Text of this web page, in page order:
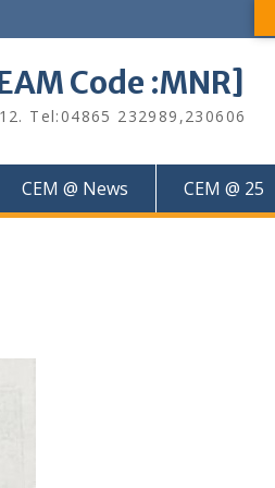
Code :MNR]
Tel:04865 232989,230606
CEM @ News CEM @ 25